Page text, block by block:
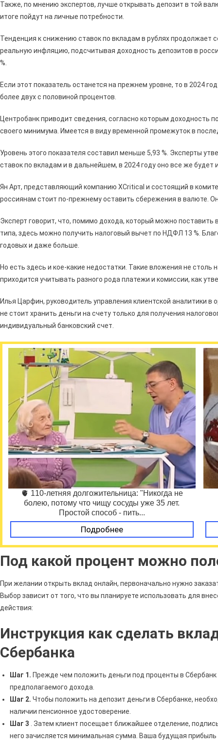
Также, по мнению экспертов, лучше открывать депозит в той
итоге пойдут на личные потребности.
Тенденция к снижению ставок по вкладам в рублях продолжает
реальную инфляцию, подсчитывая доходность депозитов в
%.
Если этот показатель останется на прежнем уровне, то в 2024
более двух с половиной процентов.
Центробанк приводит сведения, согласно которым доходность
своего минимума. Имеется в виду временной промежуток в
Уровень этого показателя составил меньше 5,93 %. Эксперты
ставок по вкладам и в дальнейшем, в 2024 году оно все же
Ян Арт, представляющий компанию XCritical и состоящий в
россиянам стоит по-прежнему оставить сбережения в валюте.
Эксперт говорит, что, помимо дохода, который можно
типа, здесь можно получить налоговый вычет по НДФЛ 13 %.
годовых и даже больше.
Но есть здесь и кое-какие недостатки. Такие вложения не
приходится учитывать разного рода платежи и комиссии, как
Илья Царфин, руководитель управления клиентской аналитики
не стоит хранить деньги на счету только для получения
индивидуальный банковский счет.
🫀 110-летняя долгожительница: "Никогда не
болею, потому что чищу сосуды уже 35 лет.
Простой способ - пить...
Подробнее
Под какой процент можно
При желании открыть вклад онлайн, первоначально нужно
Выбор зависит от того, что вы планируете использовать для
действия:
Инструкция как сделать
Сбербанка
Шаг 1. Прежде чем положить деньги под проценты в Сбербанк
предполагаемого дохода.
Шаг 2. Чтобы положить на депозит деньги в Сбербанке,
наличии пенсионное удостоверение.
Шаг 3 . Затем клиент посещает ближайшее отделение,
него зачисляется минимальная сумма. Ваша будущая прибыль